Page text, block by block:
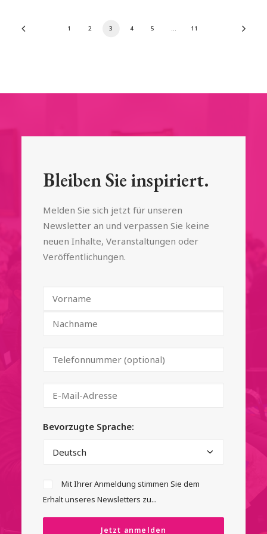
1 2 3 4 5 … 11
Bleiben Sie inspiriert.
Melden Sie sich jetzt für unseren
Newsletter an und verpassen Sie keine
neuen Inhalte, Veranstaltungen oder
Veröffentlichungen.
Bevorzugte Sprache:
Mit Ihrer Anmeldung stimmen Sie dem
Erhalt unseres Newsletters zu...